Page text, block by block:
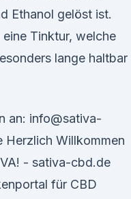
Ethanol gelöst ist.
Tinktur, welche
lange haltbar
an: info@sativa-
Herzlich Willkommen
- sativa-cbd.de
für CBD